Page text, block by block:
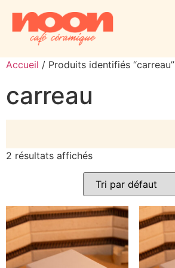
Accueil / Produits identifiés “carreau”
carreau
2 résultats affichés